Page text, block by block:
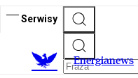
Serwisy
Energianews